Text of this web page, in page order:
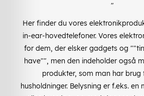
"
Her finder du vores
in-ear-hovedtelefoner. Vores
for dem, der elsker gadgets og
have"", men den indeholder også
produkter, som man har brug
husholdninger. Belysning er f.eks.